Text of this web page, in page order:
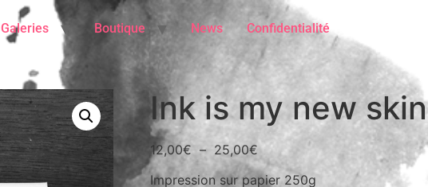
Galeries Boutique News Confidentialité
Ink is my new skin
12,00€ – 25,00€
Impression sur papier 250g